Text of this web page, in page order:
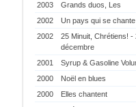
2003
Grands duos, Les
2002
Un pays qui se chante
2002
25 Minuit, Chrétiens! -
décembre
2001
Syrup & Gasoline
2000
Noël en blues
2000
Elles chantent